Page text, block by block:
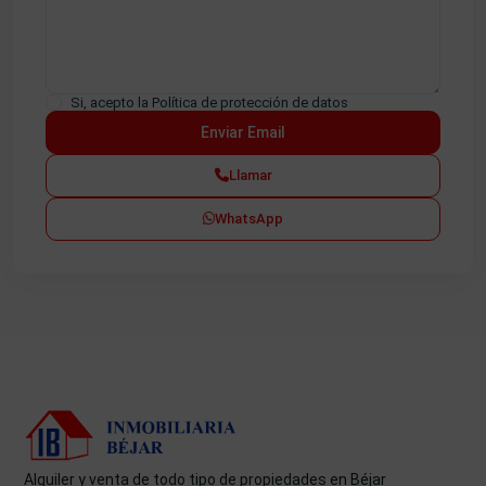
Si, acepto la Política de protección de datos
Llamar
WhatsApp
Alquiler y venta de todo tipo de propiedades en Béjar